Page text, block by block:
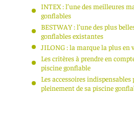
INTEX : l’une des meilleures
gonflables
BESTWAY : l’une des plus
gonflables existantes
JILONG : la marque la plus en
Les critères à prendre en
piscine gonflable
Les accessoires
pleinement de sa piscine